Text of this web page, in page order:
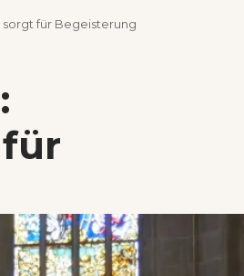
sorgt für Begeisterung